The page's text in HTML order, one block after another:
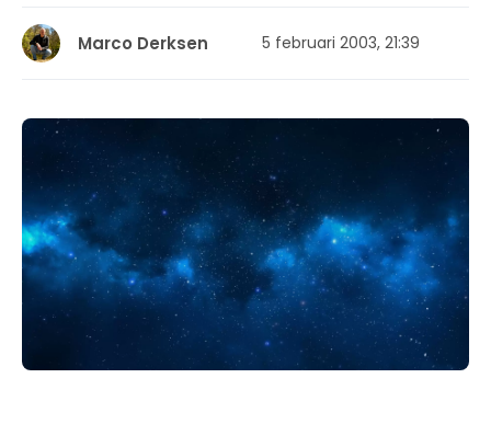
Marco Derksen 5 februari 2003, 21:39